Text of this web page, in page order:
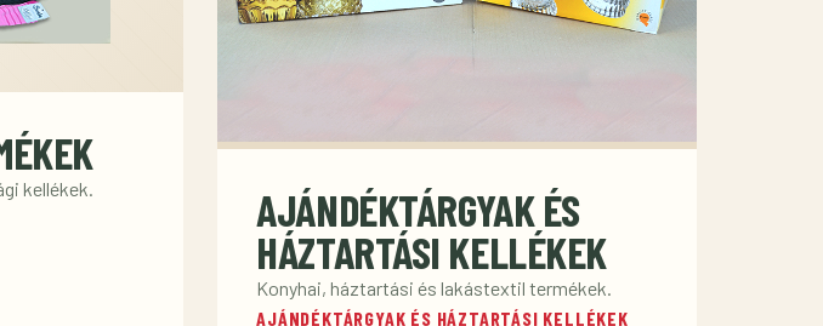
kellékek.
AJÁNDÉKTÁRGYAK ÉS
HÁZTARTÁSI KELLÉKEK
Konyhai, háztartási és lakástextil termékek.
AJÁNDÉKTÁRGYAK ÉS HÁZTARTÁSI KELLÉKEK